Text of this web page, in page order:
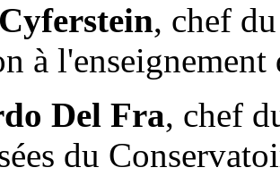
, chef
à
Del Fra, chef
du